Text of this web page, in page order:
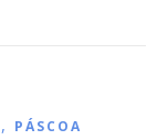
, PÁSCOA